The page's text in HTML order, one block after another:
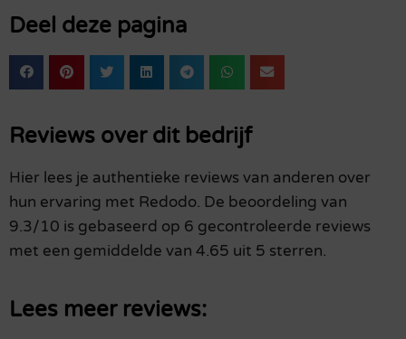
Deel deze pagina
Reviews over dit bedrijf
Hier lees je authentieke reviews van anderen over
hun ervaring met Redodo. De beoordeling van
9.3/10 is gebaseerd op 6 gecontroleerde reviews
met een gemiddelde van 4.65 uit 5 sterren.
Lees meer reviews: